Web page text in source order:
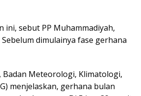
ini, sebut PP Muhammadiyah,
dimulainya fase gerhana
Badan Meteorologi, Klimatologi,
menjelaskan, gerhana bulan